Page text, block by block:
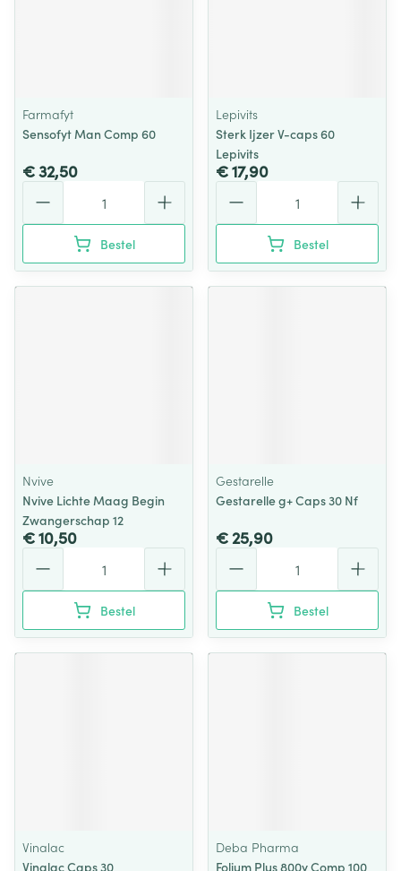
Farmafyt
Sensofyt Man Comp 60
€ 32,50
Bestel
Lepivits
Sterk Ijzer V-caps 60
Lepivits
€ 17,90
Bestel
Nvive
Nvive Lichte Maag Begin
Zwangerschap 12
€ 10,50
Bestel
Gestarelle
Gestarelle g+ Caps 30 Nf
€ 25,90
Bestel
Vinalac
Vinalac Caps 30
Deba Pharma
Folium Plus 800y Comp 100